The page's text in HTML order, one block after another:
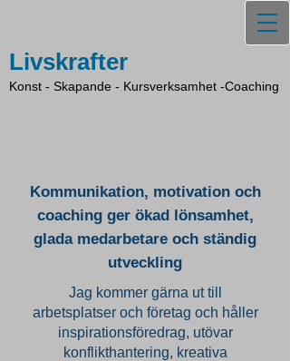
Livskrafter
Konst - Skapande - Kursverksamhet -Coaching
Kommunikation, motivation och
coaching ger ökad lönsamhet,
glada medarbetare och ständig
utveckling
Jag kommer gärna ut till
arbetsplatser och företag och håller
inspirationsföredrag, utövar
konflikthantering, kreativa